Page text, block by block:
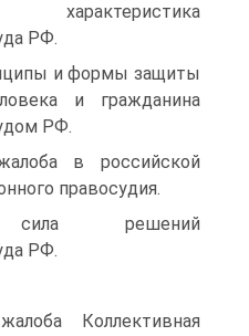
РФ.
и формы защиты
и гражданина
РФ.
в российской
правосудия.
сила решений
РФ.
Коллективная